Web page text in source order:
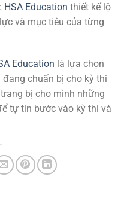
HSA Education thiết kế lộ
và mục tiêu của từng
Education là lựa chọn
chuẩn bị cho kỳ thi
bị cho mình những
tự tin bước vào kỳ thi và